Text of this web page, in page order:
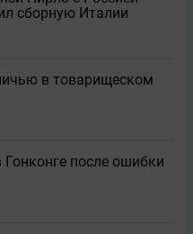
сборную Италии
в товарищеском
Гонконге после ошибки